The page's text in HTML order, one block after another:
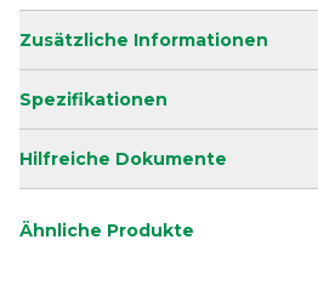
Zusätzliche Informationen
Spezifikationen
Hilfreiche Dokumente
Ähnliche Produkte